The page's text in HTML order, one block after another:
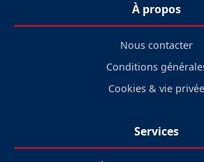
À propos
Nous contacter
Conditions
Cookies & vie privée
Services